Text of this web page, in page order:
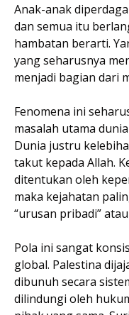
Anak-anak
dan semua itu
hambatan berarti.
yang seharusnya
menjadi bagian dari
Fenomena ini
masalah utama
Dunia justru
takut kepada Allah.
ditentukan oleh
maka kejahatan
“urusan pribadi”
Pola ini sangat
global. Palestina
dibunuh secara
dilindungi oleh